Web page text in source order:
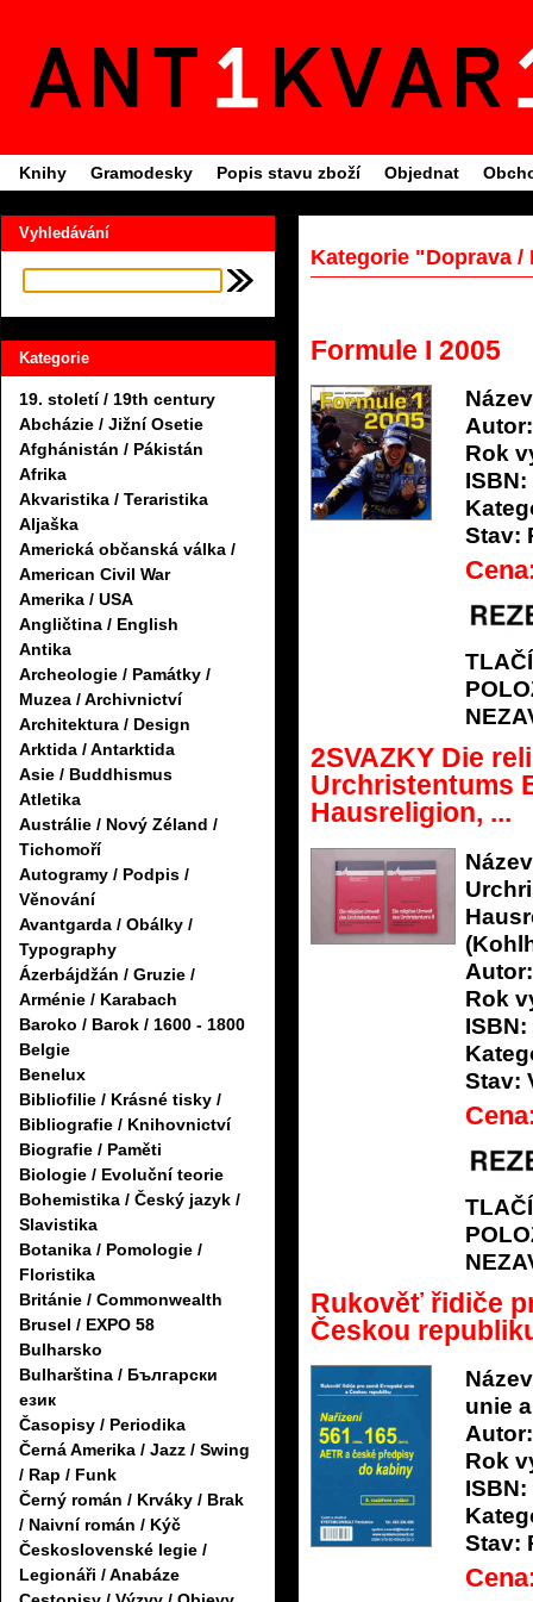
Knihy Gramodesky Popis stavu zboží Objednat
Vyhledávání
Kategorie
19. století / 19th century
Abcházie / Jižní Osetie
Afghánistán / Pákistán
Afrika
Akvaristika / Teraristika
Aljaška
Americká občanská válka /
American Civil War
Amerika / USA
Angličtina / English
Antika
Archeologie / Památky /
Muzea / Archivnictví
Architektura / Design
Arktida / Antarktida
Asie / Buddhismus
Atletika
Austrálie / Nový Zéland /
Tichomoří
Autogramy / Podpis /
Věnování
Avantgarda / Obálky /
Typography
Ázerbájdžán / Gruzie /
Arménie / Karabach
Baroko / Barok / 1600 - 1800
Belgie
Benelux
Bibliofilie / Krásné tisky /
Bibliografie / Knihovnictví
Biografie / Paměti
Biologie / Evoluční teorie
Bohemistika / Český jazyk /
Slavistika
Botanika / Pomologie /
Floristika
Británie / Commonwealth
Brusel / EXPO 58
Bulharsko
Bulharština / Български
език
Časopisy / Periodika
Černá Amerika / Jazz / Swing
/ Rap / Funk
Černý román / Krváky / Brak
/ Naivní román / Kýč
Československé legie /
Legionáři / Anabáze
Kategorie "Doprava
Formule I 2005
Autor:
Rok
ISBN:
Stav:
2SVAZKY Die
Urchristentums
Hausreligion, ...
Autor:
Rok
ISBN:
Stav:
Rukověť řidiče
Českou
unie
Autor:
Rok
ISBN:
Stav: